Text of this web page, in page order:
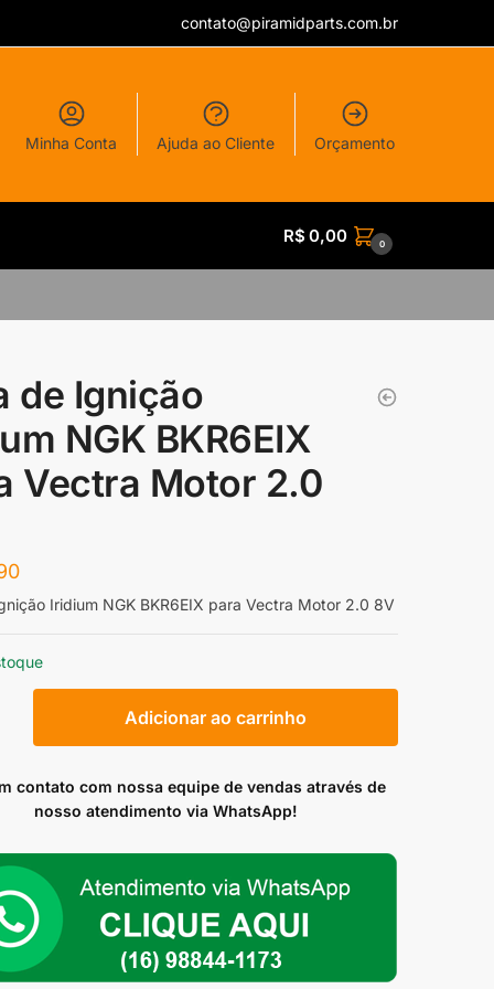
contato@piramidparts.com.br
Minha Conta Ajuda ao Cliente Orçamento
R$ 0,00 0
de Ignição
NGK BKR6EIX
Vectra Motor 2.0
Iridium NGK BKR6EIX para Vectra Motor 2.0 8V
Adicionar ao carrinho
contato com nossa equipe de vendas através de
nosso atendimento via WhatsApp!